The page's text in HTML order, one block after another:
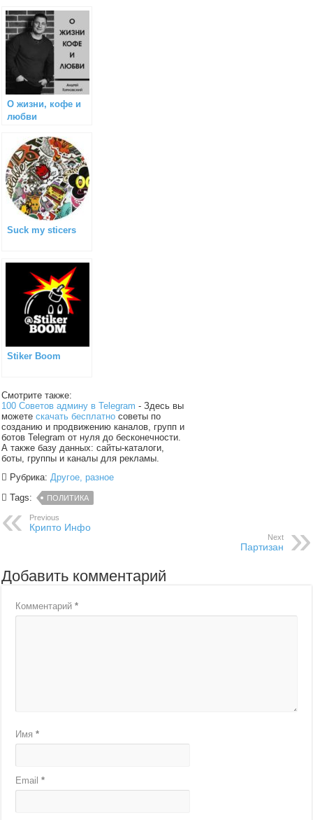
О жизни, кофе и
любви
Suck my sticers
Stiker Boom
Смотрите также:
100 Советов админу в Telegram - Здесь вы
можетескачать бесплатно советы по
созданию и продвижению каналов, групп и
ботов Telegram от нуля до бесконечности.
А также базу данных: сайты-каталоги,
боты, группы и каналы для рекламы.
Рубрика:Другое, разное
Tags:
ПОЛИТИКА
Previous
Крипто Инфо
Next
Партизан
Добавить комментарий
Комментарий*
Имя*
Email*